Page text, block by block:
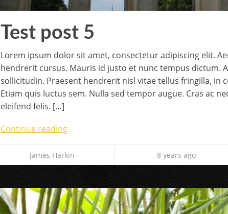
Test post 5
Lorem ipsum dolor sit amet, consectetur adipiscing elit.
hendrerit cursus. Mauris id justo et nunc tempus dictum.
sollicitudin. Praesent hendrerit nisl vitae tellus fringilla, in
Etiam quis luctus sem. Nulla sed tempor augue. Cras ac
eleifend felis. […]
Continue reading
James Harkin 8 years ago